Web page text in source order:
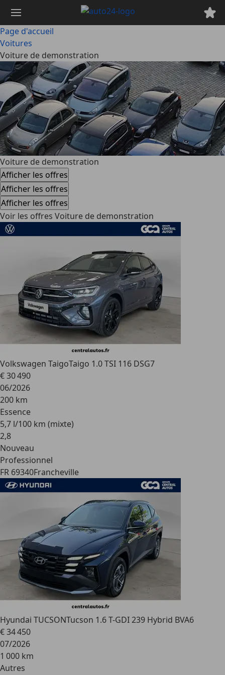
contenu
principal
Page d'accueil
Voitures
Voiture de demonstration
Voiture de demonstration
Afficher les offres
Afficher les offres
Afficher les offres
Voir les offres Voiture de demonstration
Volkswagen TaigoTaigo 1.0 TSI 116 DSG7
€ 30 490
06/2026
200 km
Essence
5,7 l/100 km (mixte)
2,8
Nouveau
Professionnel
FR 69340Francheville
Hyundai TUCSONTucson 1.6 T-GDI 239 Hybrid BVA6
€ 34 450
07/2026
1 000 km
Autres